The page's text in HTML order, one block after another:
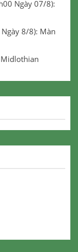
Ngày 07/8):
8/8): Màn